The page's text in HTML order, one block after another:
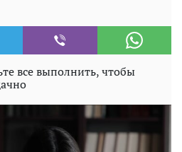
все выполнить, чтобы